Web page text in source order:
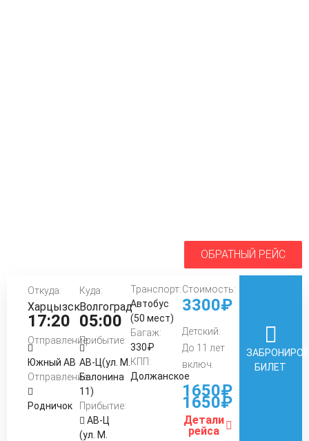
ОБРАТНЫЙ РЕЙС
Откуда:
Харцызск
17:20
Отправление:
Южный АВ
Отправление:
Родничок
Куда:
Волгоград
05:00
Прибытие:
АВ-Ц(ул. М.
Балонина
11)
Прибытие:
АВ-Ц
(ул. М.
Транспорт:
Автобус
(50 мест)
Багаж:
330₽
КПП:
Должанское
Стоимость:
3300₽
Детский:
До 11 лет
включ.
1650₽
1650₽
Детали
рейса
БИЛЕТ